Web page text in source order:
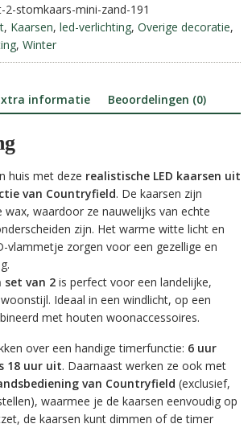
a
t
v
:
2-stomkaars-mini-zand-191
, Kaarsen, led-verlichting, Overige decoratie,
, Winter
informatie Beoordelingen (0)
huis met deze realistische LED kaarsen uit
van Countryfield. De kaarsen zijn
wax, waardoor ze nauwelijks van echte
zijn. Het warme witte licht en
vlammetje zorgen voor een gezellige en
set van 2is perfect voor een landelijke,
Ideaal in een windlicht, op een
met houten woonaccessoires.
over een handige timerfunctie: 6 uur
18 uur uit. Daarnaast werken ze ook met
van Countryfield (exclusief,
waarmee je de kaarsen eenvoudig op
de kaarsen kunt dimmen of de timer